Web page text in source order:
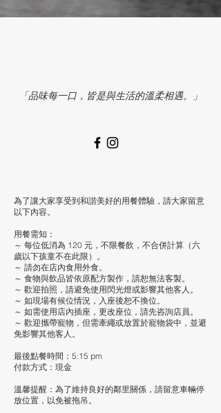
「品味每一口，皆是與生活的溫柔相遇。」
為了讓大家享受到和諧美好的用餐體驗，請大家留意
以下內容。
用餐需知：
～ 每位低消為 120 元，不限餐飲，不合併計算（六
歲以下孩童不在此限）。
​～ 請勿在店內食用外食。
～ 食物與飲品皆依原配方製作，請恕無法客製。
～ 歡迎拍照，請避免使用閃光燈或影響其他客人。
​～ 如現場有候位情況，入座後恕不換位。
～ 如需使用店內插座，更改座位，請先咨詢店員。
～ 歡迎攜帶寵物，但需牽繩或放置於寵物袋中，並避
免影響其他客人。
最後點餐時間：5:15 pm
付款方式：現金
溫馨提醒：為了維持良好的鄰里關係，請留意車輛停
放位置，以免被拖吊。